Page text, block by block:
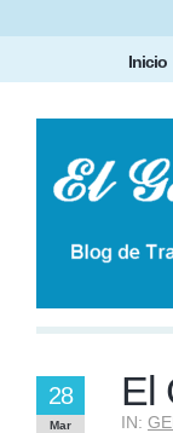
Inicio
El
IN:
28
Mar